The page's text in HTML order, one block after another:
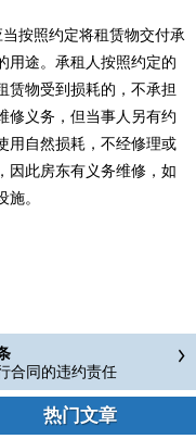
按照约定将租赁物交付承
用途。承租人按照约定的
赁物受到损耗的，不承担
修义务，但当事人另有约
用自然损耗，不经修理或
因此房东有义务维修，如
。
合同的违约责任
热门文章